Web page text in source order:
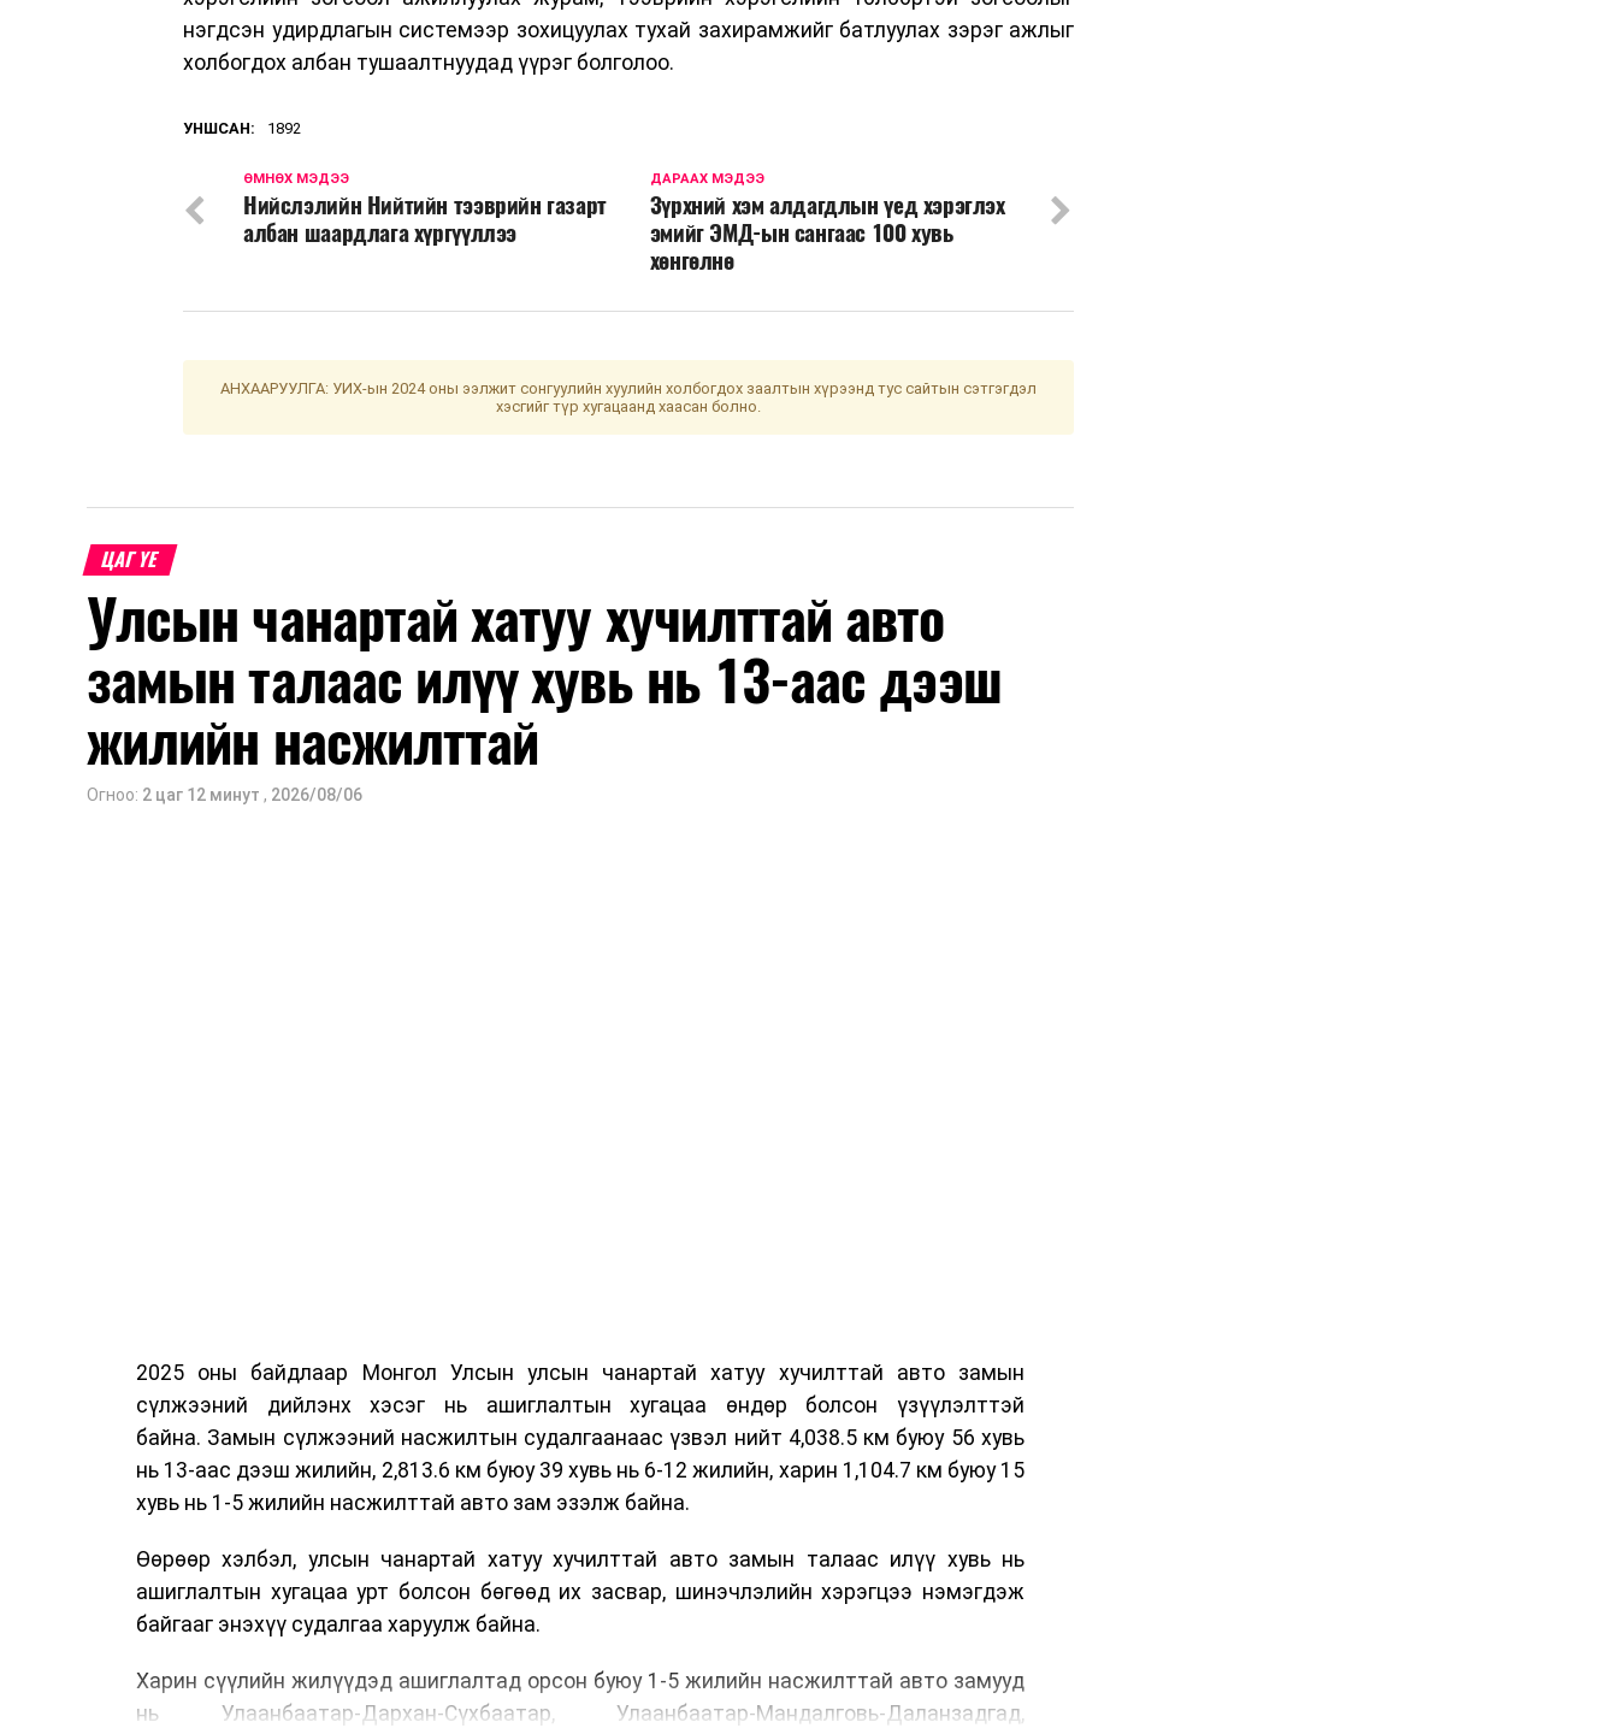
нэгдсэн удирдлагын системээр зохицуулах тухай захирамжийг батлуулах зэрэг ажлыг
холбогдох албан тушаалтнуудад үүрэг болголоо.
УНШСАН: 1892
ДАРААХ МЭДЭЭ
Зүрхний хэм алдагдлын үед хэрэглэх
эмийг ЭМД-ын сангаас 100 хувь
хөнгөлнө
ӨМНӨХ МЭДЭЭ
Нийслэлийн Нийтийн тээврийн газарт
албан шаардлага хүргүүллээ
АНХААРУУЛГА: УИХ-ын 2024 оны ээлжит сонгуулийн хуулийн холбогдох заалтын хүрээнд тус сайтын сэтгэгдэл
хэсгийг түр хугацаанд хаасан болно.
ЦАГ ҮЕ
Улсын чанартай хатуу хучилттай авто
замын талаас илүү хувь нь 13-аас дээш
жилийн насжилттай
Огноо: 2 цаг 12 минут , 2026/08/06
2025 оны байдлаар Монгол Улсын улсын чанартай хатуу хучилттай авто замын
сүлжээний дийлэнх хэсэг нь ашиглалтын хугацаа өндөр болсон үзүүлэлттэй
байна. Замын сүлжээний насжилтын судалгаанаас үзвэл нийт 4,038.5 км буюу 56 хувь
нь 13-аас дээш жилийн, 2,813.6 км буюу 39 хувь нь 6-12 жилийн, харин 1,104.7 км буюу 15
хувь нь 1-5 жилийн насжилттай авто зам эзэлж байна.
Өөрөөр хэлбэл, улсын чанартай хатуу хучилттай авто замын талаас илүү хувь нь
ашиглалтын хугацаа урт болсон бөгөөд их засвар, шинэчлэлийн хэрэгцээ нэмэгдэж
байгааг энэхүү судалгаа харуулж байна.
Харин сүүлийн жилүүдэд ашиглалтад орсон буюу 1-5 жилийн насжилттай авто замууд
нь Улаанбаатар-Дархан-Сүхбаатар, Улаанбаатар-Мандалговь-Даланзадгад,